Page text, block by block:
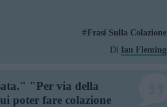
Frasi Sulla Colazione
Di Ian Fleming
"Per via della
poter fare colazione